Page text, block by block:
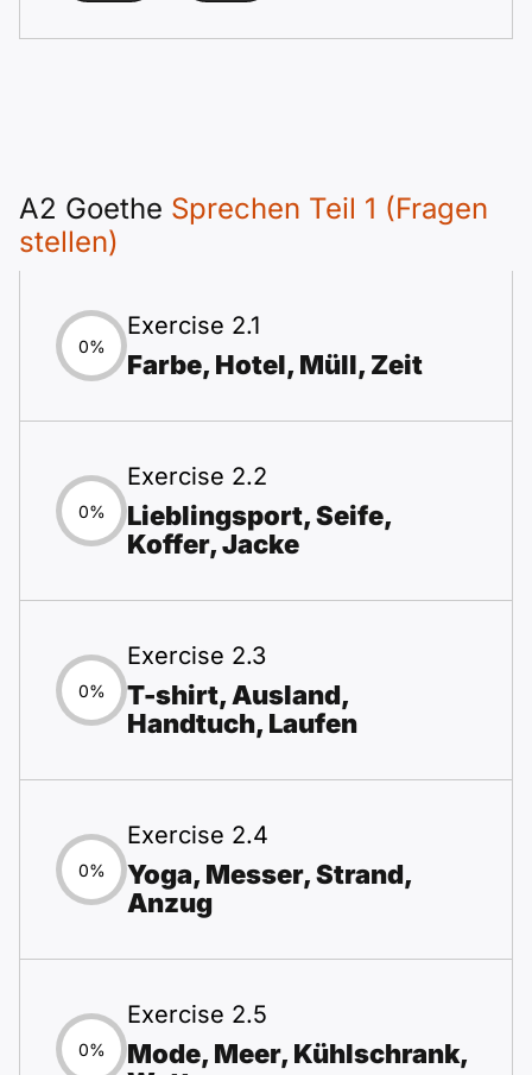
A2 Goethe Sprechen Teil 1 (Fragen
stellen)
0%
Exercise 2.1
Farbe, Hotel, Müll, Zeit
0%
Exercise 2.2
Lieblingsport, Seife,
Koffer, Jacke
0%
Exercise 2.3
T-shirt, Ausland,
Handtuch, Laufen
0%
Exercise 2.4
Yoga, Messer, Strand,
Anzug
0%
Exercise 2.5
Mode, Meer, Kühlschrank,